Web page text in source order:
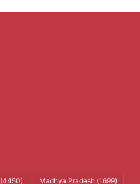
(4450) Madhya Pradesh (1699)